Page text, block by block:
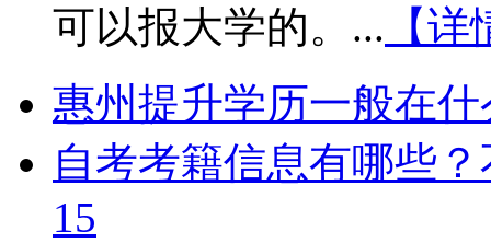
可以报大学的。... 【
惠州提升学历一般在
自考考籍信息有哪些
15